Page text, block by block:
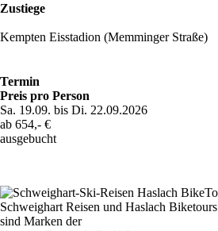
Zustiege
Kempten Eisstadion (Memminger Straße)
Termin
Preis pro Person
Sa. 19.09. bis Di. 22.09.2026
ab 654,- €
ausgebucht
Schweighart Reisen und Haslach Biketours
sind Marken der